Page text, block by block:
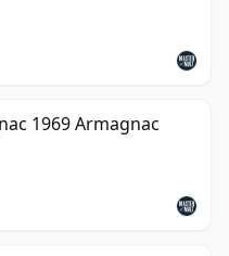
1969 Armagnac